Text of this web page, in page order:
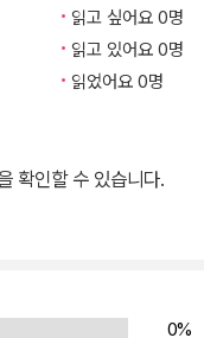
읽고 싶어요 0명
읽고 있어요 0명
읽었어요 0명
확인할 수 있습니다.
0%